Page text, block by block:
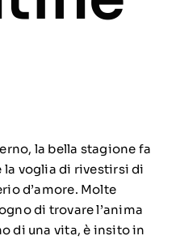
la bella stagione fa
voglia di rivestirsi di
d’amore. Molte
di trovare l’anima
di una vita, è insito in